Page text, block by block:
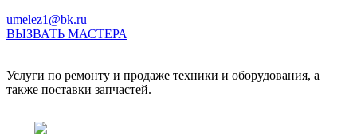
umelez1@bk.ru
ВЫЗВАТЬ МАСТЕРА
Услуги по ремонту и продаже техники и оборудования, а
также поставки запчастей.